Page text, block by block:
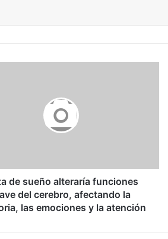
de sueño alteraría funciones
del cerebro, afectando la
las emociones y la atención